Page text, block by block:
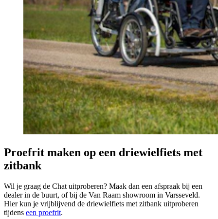
Proefrit maken op een driewielfiets met
zitbank
Wil je graag de Chat uitproberen? Maak dan een afspraak bij een
dealer in de buurt, of bij de Van Raam showroom in Varsseveld.
Hier kun je vrijblijvend de driewielfiets met zitbank uitproberen
tijdens een proefrit.